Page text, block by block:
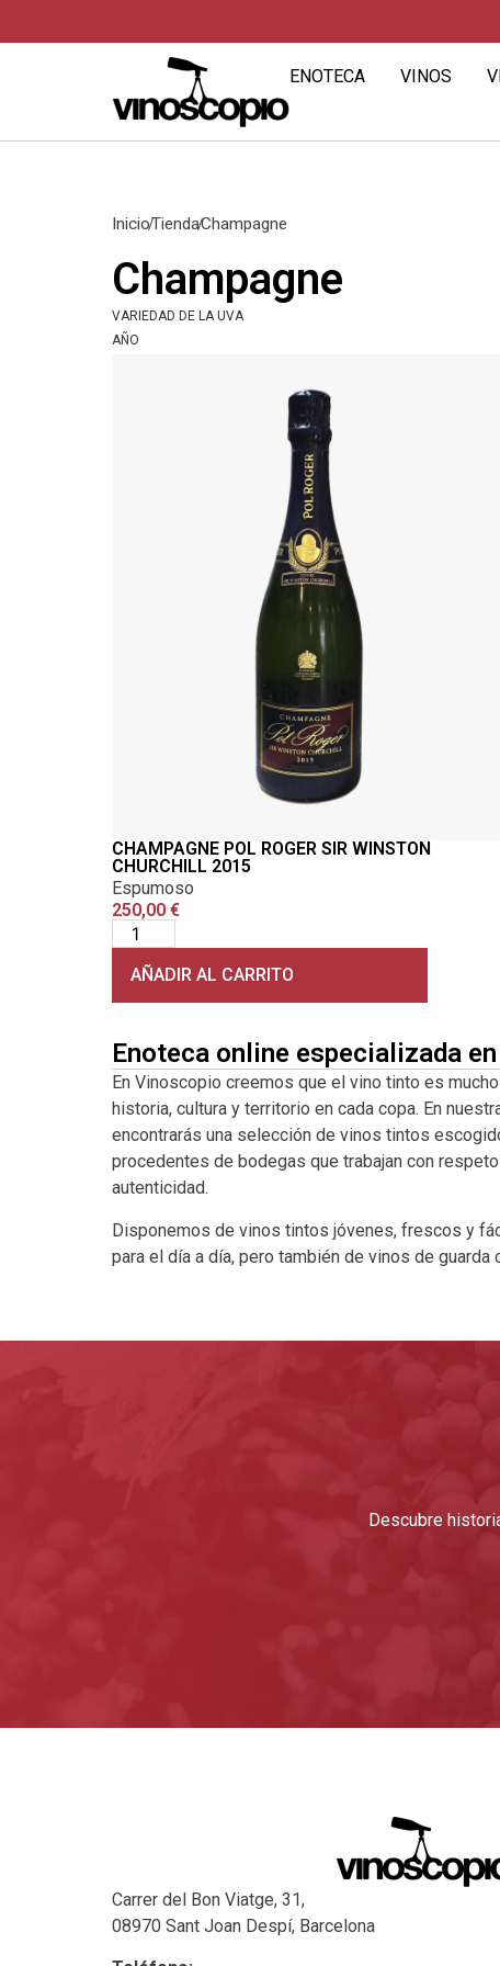
ENOTECA VINOS
InicioTiendaChampagne
Champagne
VARIEDAD DE LA UVA
AÑO
CHAMPAGNE POL ROGER SIR WINSTON
CHURCHILL 2015
Espumoso
250,00 €
AÑADIR AL CARRITO
Enoteca online especializada
En Vinoscopio creemos que el vino tinto es
historia, cultura y territorio en cada copa. En
encontrarás una selección de vinos tintos
procedentes de bodegas que trabajan con
autenticidad.
Disponemos de vinos tintos jóvenes, frescos y
para el día a día, pero también de vinos de guarda
Descubre
Carrer del Bon Viatge, 31,
08970 Sant Joan Despí, Barcelona